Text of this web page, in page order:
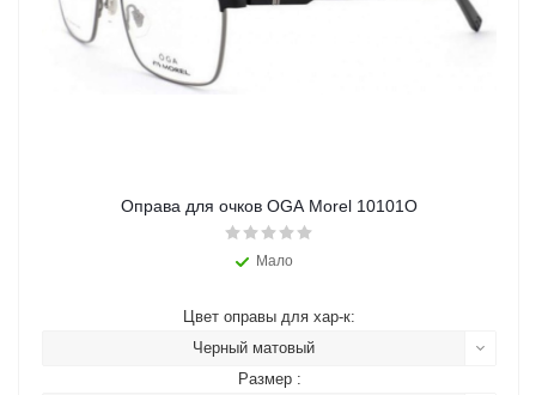
Оправа для очков OGA Morel 10101O
Мало
Цвет оправы для хар-к:
Черный матовый
Размер :